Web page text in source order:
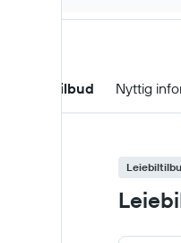
Leiebiltilbud Nyttig